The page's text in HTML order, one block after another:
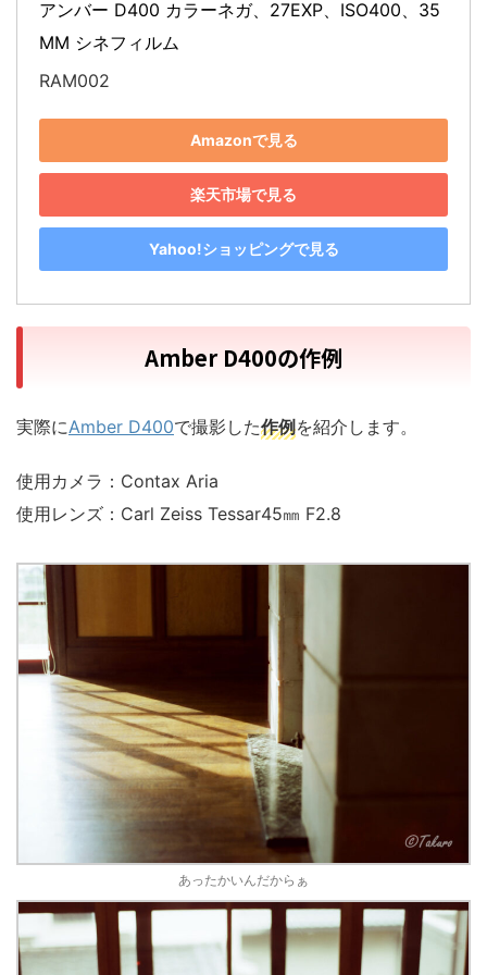
アンバー D400 カラーネガ、27EXP、ISO400、35
MM シネフィルム
RAM002
Amazonで見る
楽天市場で見る
Yahoo!ショッピングで見る
Amber D400の作例
実際にAmber D400で撮影した作例を紹介します。
使用カメラ：Contax Aria
使用レンズ：Carl Zeiss Tessar45㎜ F2.8
あったかいんだからぁ